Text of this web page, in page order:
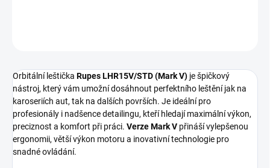
Orbitální leštička Rupes LHR15V/STD (Mark V) je špičkový
nástroj, který vám umožní dosáhnout perfektního leštění jak na
karoseriích aut, tak na dalších površích. Je ideální pro
profesionály i nadšence detailingu, kteří hledají maximální výkon,
preciznost a komfort při práci. Verze Mark V přináší vylepšenou
ergonomii, větší výkon motoru a inovativní technologie pro
snadné ovládání.